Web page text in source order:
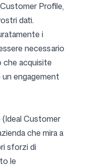
Profile,
dati.
i
necessario
che acquisite
engagement
Customer
che mira a
sforzi di
le